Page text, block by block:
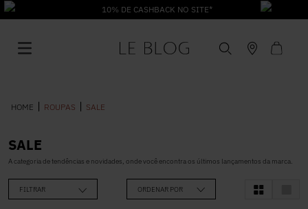
10% DE CASHBACK NO SITE*
ROUPAS SALE
SALE
A categoria de tendências e novidades, onde você encontra os últimos lançamentos da marca.
FILTRAR ORDENAR POR
1º Vestido
2º Roupas